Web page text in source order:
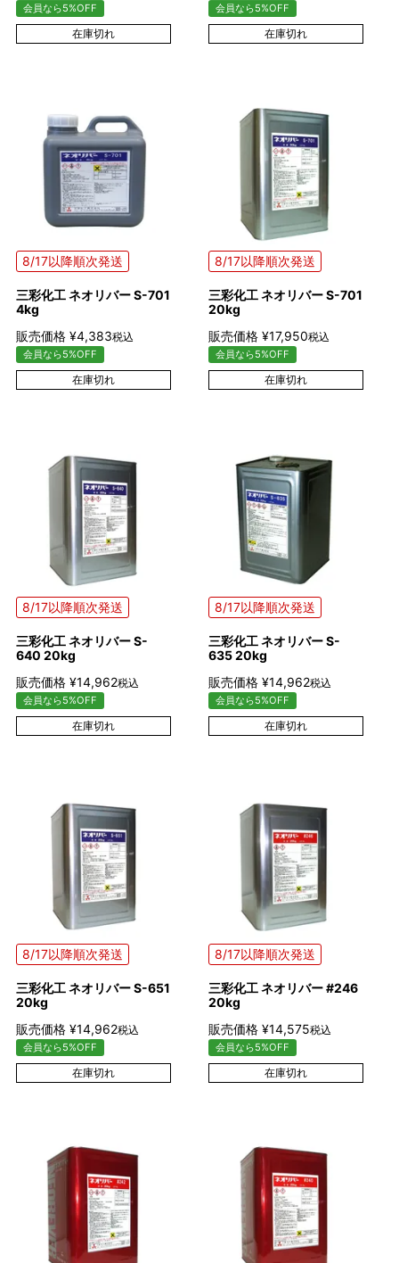
会員なら5%OFF
在庫切れ
会員なら5%OFF
在庫切れ
8/17以降順次発送
三彩化工 ネオリバー S-701
4kg
販売価格 ¥4,383税込
会員なら5%OFF
在庫切れ
8/17以降順次発送
三彩化工 ネオリバー S-701
20kg
販売価格 ¥17,950税込
会員なら5%OFF
在庫切れ
8/17以降順次発送
三彩化工 ネオリバー S-
640 20kg
販売価格 ¥14,962税込
会員なら5%OFF
在庫切れ
8/17以降順次発送
三彩化工 ネオリバー S-
635 20kg
販売価格 ¥14,962税込
会員なら5%OFF
在庫切れ
8/17以降順次発送
三彩化工 ネオリバー S-651
20kg
販売価格 ¥14,962税込
会員なら5%OFF
在庫切れ
8/17以降順次発送
三彩化工 ネオリバー #246
20kg
販売価格 ¥14,575税込
会員なら5%OFF
在庫切れ